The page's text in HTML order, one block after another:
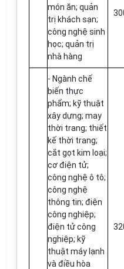
món ăn; quản
trị khách sạn;
công nghệ sinh
học; quản trị
nhà hàng
- Ngành chế
biến thực
phẩm; kỹ thuật
xây dựng; may
thời trang; thiết
kế thời trang;
cắt gọt kim loại;
cơ điện tử;
công nghệ ô tô;
công nghệ
thông tin; điện
công nghiệp;
điện tử công
nghiệp; kỹ
thuật máy lạnh
và điều hòa